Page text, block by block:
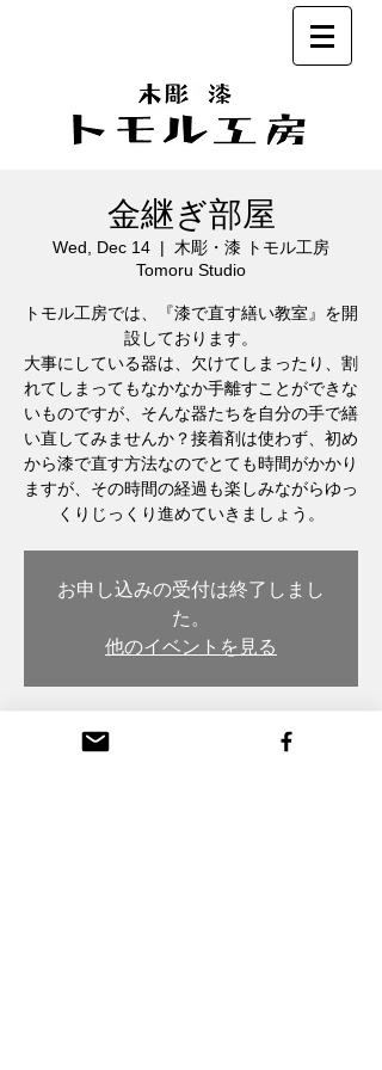
金継ぎ部屋
Wed, Dec 14
  |
木彫・漆 トモル工房
Tomoru Studio
トモル工房では、『漆で直す繕い教室』を開
設しております。
大事にしている器は、欠けてしまったり、割
れてしまってもなかなか手離すことができな
いものですが、そんな器たちを自分の手で繕
い直してみませんか？接着剤は使わず、初め
から漆で直す方法なのでとても時間がかかり
ますが、その時間の経過も楽しみながらゆっ
くりじっくり進めていきましょう。
お申し込みの受付は終了しまし
た。
他のイベントを見る
日時・場所